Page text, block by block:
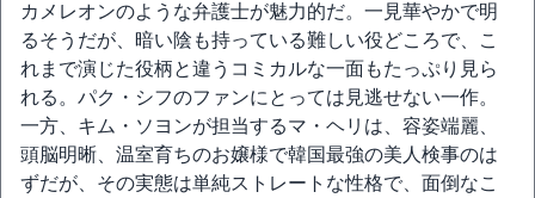
カメレオンのような弁護士が魅力的だ。一見華やかで明
るそうだが、暗い陰も持っている難しい役どころで、こ
れまで演じた役柄と違うコミカルな一面もたっぷり見ら
れる。パク・シフのファンにとっては見逃せない一作。
一方、キム・ソヨンが担当するマ・ヘリは、容姿端麗、
頭脳明晰、温室育ちのお嬢様で韓国最強の美人検事のは
ずだが、その実態は単純ストレートな性格で、面倒なこ